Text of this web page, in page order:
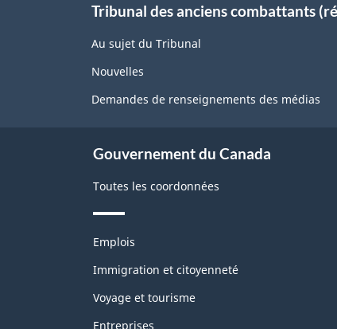
this
site
Tribunal des anciens combattants
Au sujet du Tribunal
Nouvelles
Demandes de renseignements des médias
Gouvernement du Canada
Toutes les coordonnées
Thèmes
sujets
Emplois
Immigration et citoyenneté
Voyage et tourisme
Entreprises